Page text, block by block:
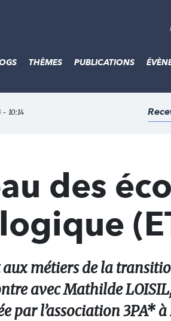
THÈMES PUBLICATIONS
10:14
des
aux métiers de la
avec Mathilde
par l’association 3PA*